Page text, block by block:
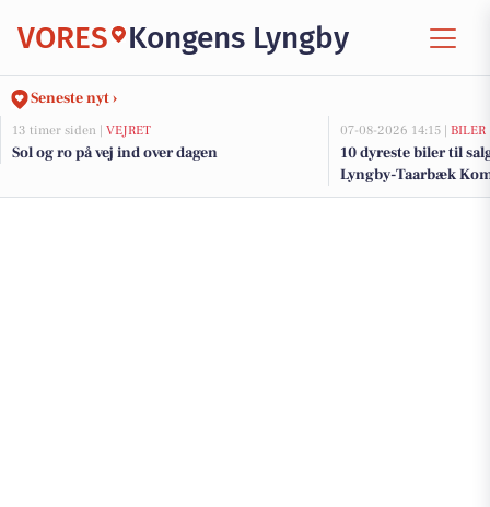
VORES Kongens Lyngby
Seneste nyt ›
13 timer siden | VEJRET
Sol og ro på vej ind over dagen
07-08-2026 14:15 | BILER
10 dyreste biler til
Lyngby-Taarbæk